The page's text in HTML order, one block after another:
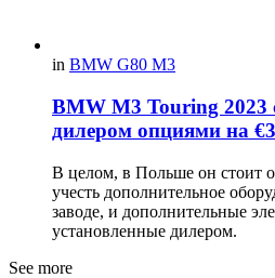
in BMW G80 M3
BMW M3 Touring 2023
дилером опциями на
В целом, в Польше он стоит
учесть дополнительное
заводе, и дополнительные
установленные дилером.
See more